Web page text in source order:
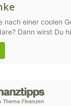
nach einer coolen
Dann wirst Du